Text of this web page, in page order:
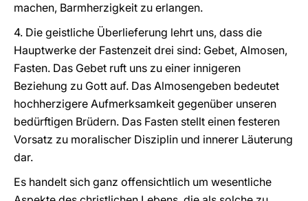
machen, Barmherzigkeit zu erlangen.
4. Die geistliche Überlieferung lehrt uns, dass die
Hauptwerke der Fastenzeit drei sind: Gebet, Almosen,
Fasten. Das Gebet ruft uns zu einer innigeren
Beziehung zu Gott auf. Das Almosengeben bedeutet
hochherzigere Aufmerksamkeit gegenüber unseren
bedürftigen Brüdern. Das Fasten stellt einen festeren
Vorsatz zu moralischer Disziplin und innerer Läuterung
dar.
Es handelt sich ganz offensichtlich um wesentliche